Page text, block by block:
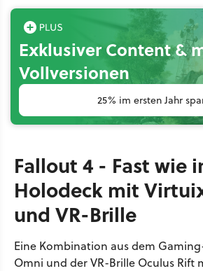
Exklusiver Content &
Vollversionen
25% im ersten Jahr
Fallout 4 - Fast wie
Holodeck mit
und VR-Brille
Eine Kombination aus dem
Omni und der VR-Brille Oculus Rift